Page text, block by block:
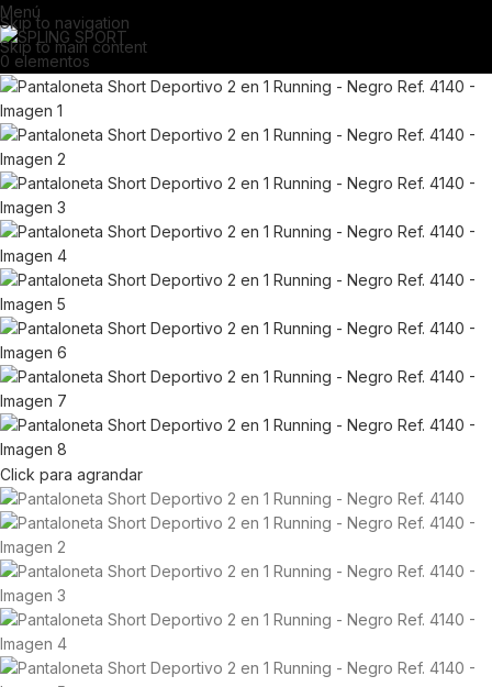
Skip to navigation
Skip to main content
Menú
0 elementos
Click para agrandar